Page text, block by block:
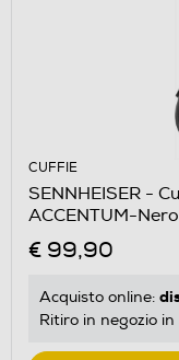
CUFFIE
SENNHEISER -
ACCENTUM-Nero
€ 99,90
Acquisto online:
Ritiro in negozio